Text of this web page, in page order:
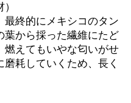
最終的にメキシコのタン
葉から採った繊維にたど
燃えてもいやな匂いがせ
耗していくため、長く